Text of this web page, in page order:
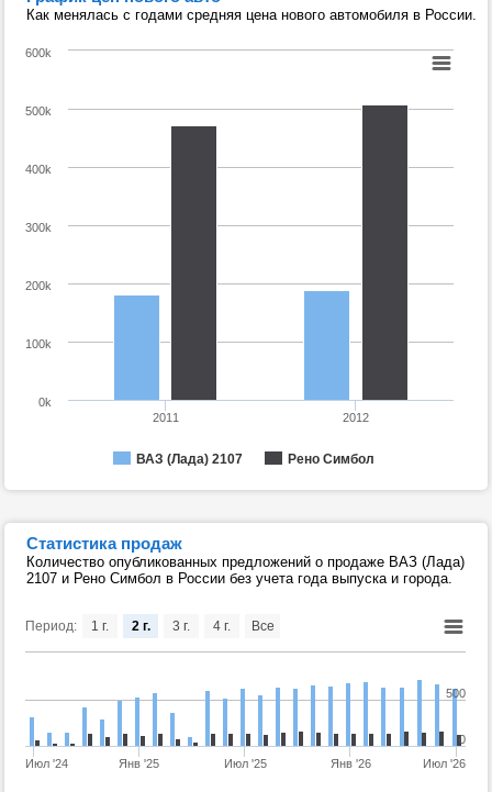
Как менялась с годами средняя цена нового автомобиля в России.
ВАЗ (Лада) 2107 Рено Симбол
2011 2012
0k
100k
200k
300k
400k
500k
600k
Статистика продаж
Количество опубликованных предложений о продаже ВАЗ (Лада)
2107 и Рено Симбол в России без учета года выпуска и города.
Период:
Июл '24 Янв '25 Июл '25 Янв '26 Июл '26
0
500
1 г. 2 г. 3 г. 4 г. Все